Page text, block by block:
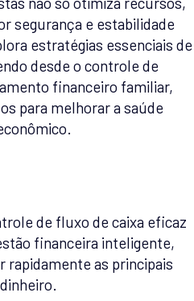
segurança e estabilidade
estratégias essenciais de
desde o controle de
financeiro familiar,
para melhorar a saúde
de fluxo de caixa eficaz
financeira inteligente,
as principais